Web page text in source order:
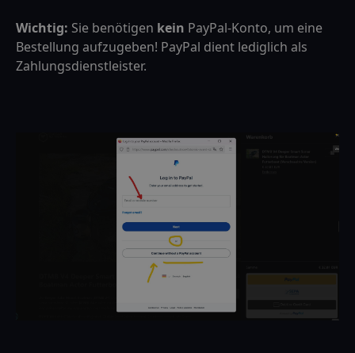
Wichtig: Sie benötigen kein PayPal-Konto, um eine
Bestellung aufzugeben! PayPal dient lediglich als
Zahlungsdienstleister.